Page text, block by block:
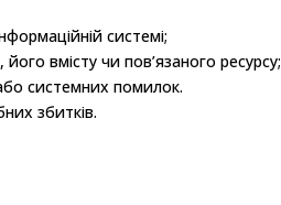
системі;
вмісту чи пов’язаного ресурсу;
системних помилок.
збитків.